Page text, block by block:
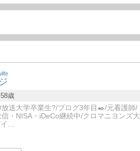
58歳
放送大学卒業生?/ブログ3年目✒️/元看護師/
・NISA・iDeCo継続中/クロマニヨンズ大
…